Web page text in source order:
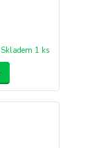
Skladem 1 ks